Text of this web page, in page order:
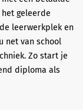
geleerde
leerwerkplek en
net van school
Zo start je
diploma als